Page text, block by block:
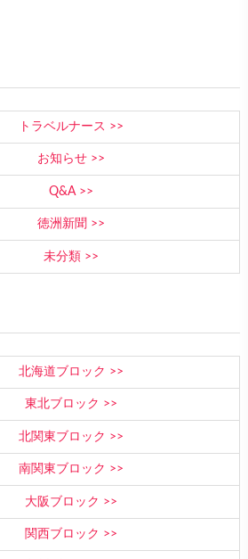
トラベルナース
お知らせ
Q&A
徳洲新聞
未分類
北海道ブロック
東北ブロック
北関東ブロック
南関東ブロック
大阪ブロック
関西ブロック